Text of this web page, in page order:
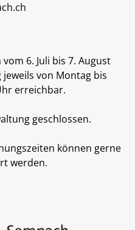
6. Juli bis 7. August
von Montag bis
erreichbar.
geschlossen.
können gerne
werden.